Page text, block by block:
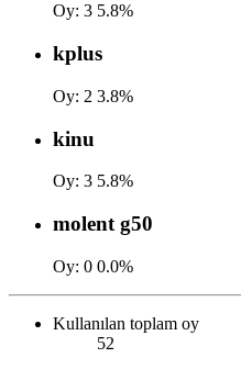
Oy: 3 5.8%
kplus
Oy: 2 3.8%
kinu
Oy: 3 5.8%
molent g50
Oy: 0 0.0%
Kullanılan toplam oy
52